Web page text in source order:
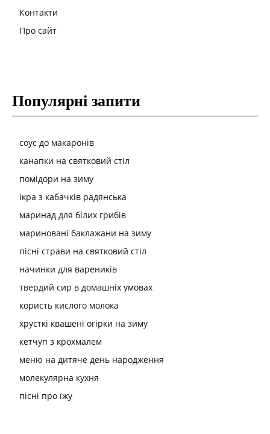
Контакти
Про сайт
Популярні запити
соус до макаронів
канапки на святковий стіл
помідори на зиму
ікра з кабачків радянська
маринад для білих грибів
мариновані баклажани на зиму
пісні страви на святковий стіл
начинки для вареників
твердий сир в домашніх умовах
користь кислого молока
хрусткі квашені огірки на зиму
кетчуп з крохмалем
меню на дитяче день народження
молекулярна кухня
пісні про їжу